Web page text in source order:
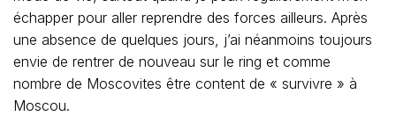
échapper pour aller reprendre des forces ailleurs. Après
une absence de quelques jours, j’ai néanmoins toujours
envie de rentrer de nouveau sur le ring et comme
nombre de Moscovites être content de « survivre » à
Moscou.